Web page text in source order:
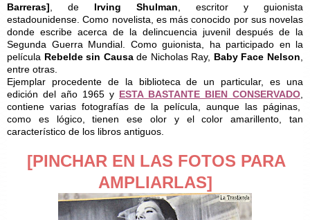
Barreras] , de Irving Shulman , escritor y guionista
estadounidense. Como novelista, es más conocido por sus novelas
donde escribe acerca de la delincuencia juvenil después de la
Segunda Guerra Mundial. Como guionista, ha participado en la
película Rebelde sin Causade Nicholas Ray, Baby Face Nelson
entre otras.
Ejemplar procedente de la biblioteca de un particular, es una
edición del año 1965 y ESTA BASTANTE BIEN CONSERVADO
contiene varias fotografías de la película, aunque las páginas,
como es lógico, tienen ese olor y el color amarillento, tan
característico de los libros antiguos.
[PINCHAR EN LAS FOTOS PARA
AMPLIARLAS]